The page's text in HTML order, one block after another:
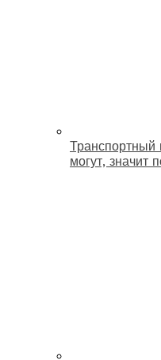
Транспортный
могут, значит